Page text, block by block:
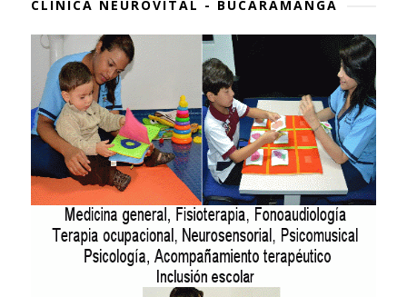
CLÍNICA NEUROVITAL - BUCARAMANGA